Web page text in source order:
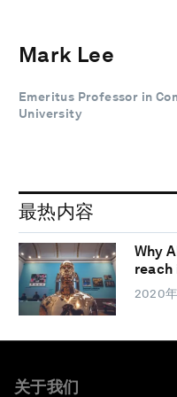
Mark Lee
Emeritus Professor in
University
最热内容
Why
2020
关于我们